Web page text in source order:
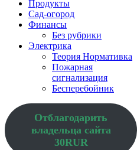
Продукты
Сад-огород
Финансы
Без рубрики
Электрика
Теория Нормативка
Пожарная
сигнализация
Бесперебойник
Отблагодарить
владельца сайта
30RUR